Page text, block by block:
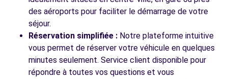
des aéroports pour faciliter le démarrage de votre
séjour.
Réservation simplifiée : Notre plateforme intuitive
vous permet de réserver votre véhicule en quelques
minutes seulement. Service client disponible pour
répondre à toutes vos questions et vous